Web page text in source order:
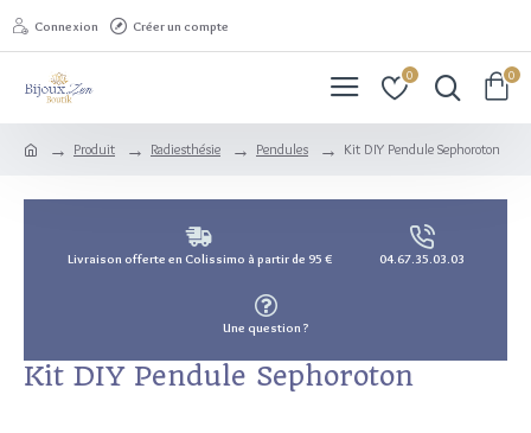
Connexion Créer un compte
0 0
Produit Radiesthésie Pendules Kit DIY Pendule Sephoroton
Livraison offerte en Colissimo à partir de 95 € 04.67.35.03.03
Une question ?
Kit DIY Pendule Sephoroton